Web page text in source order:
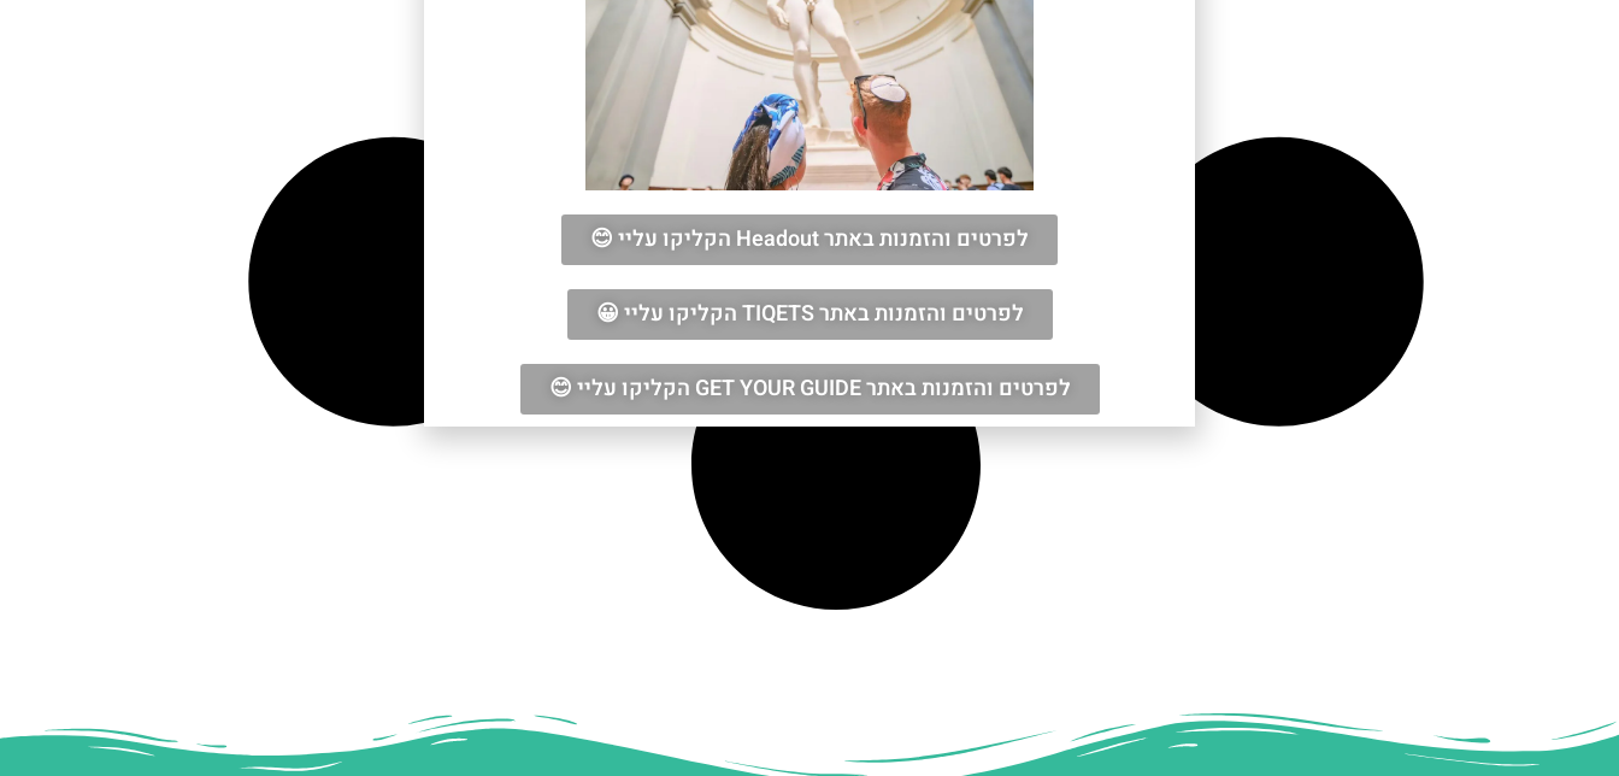
לפרטים והזמנות באתר Headout הקליקו עליי 😊
לפרטים והזמנות באתר TIQETS הקליקו עליי 😀
לפרטים והזמנות באתר GET YOUR GUIDE הקליקו עליי 😊